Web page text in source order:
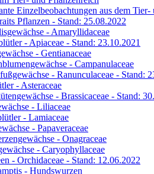
Einzelbeobachtungen aus dem
Pflanzen - Stand: 25.08.2022
- Amaryllidaceae
- Apiaceae - Stand: 23.10.2021
- Gentianaceae
- Campanulaceae
- Ranunculaceae - Stand:
- Asteraceae
- Brassicaceae - Stand:
- Liliaceae
- Lamiaceae
- Papaveraceae
- Onagraceae
- Caryophyllaceae
- Orchidaceae - Stand: 12.06.2022
- Hundswurzen